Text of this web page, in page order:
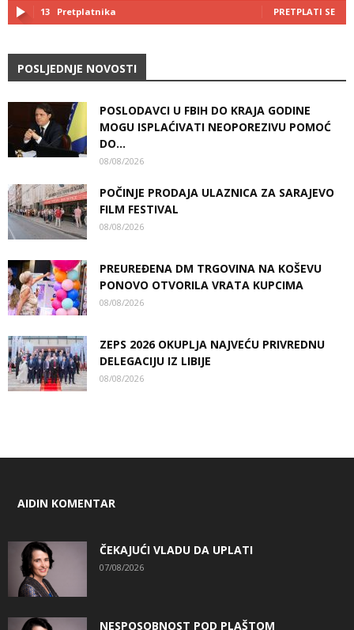
13 Pretplatnika PRETPLATI SE
POSLJEDNJE NOVOSTI
POSLODAVCI U FBIH DO KRAJA GODINE
MOGU ISPLAĆIVATI NEOPOREZIVU POMOĆ
DO...
08/08/2026
POČINJE PRODAJA ULAZNICA ZA SARAJEVO
FILM FESTIVAL
08/08/2026
PREUREĐENA DM TRGOVINA NA KOŠEVU
PONOVO OTVORILA VRATA KUPCIMA
08/08/2026
ZEPS 2026 OKUPLJA NAJVEĆU PRIVREDNU
DELEGACIJU IZ LIBIJE
08/08/2026
AIDIN KOMENTAR
ČEKAJUĆI VLADU DA UPLATI
07/08/2026
NESPOSOBNOST POD PLAŠTOM